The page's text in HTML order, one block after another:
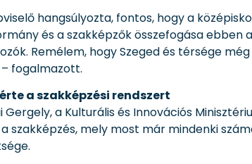
hangsúlyozta, fontos, hogy a
és a szakképzők összefogása
Remélem, hogy Szeged és térsége
fogalmazott.
a szakképzési rendszert
a Kulturális és Innovációs
szakképzés, mely most már mindenki